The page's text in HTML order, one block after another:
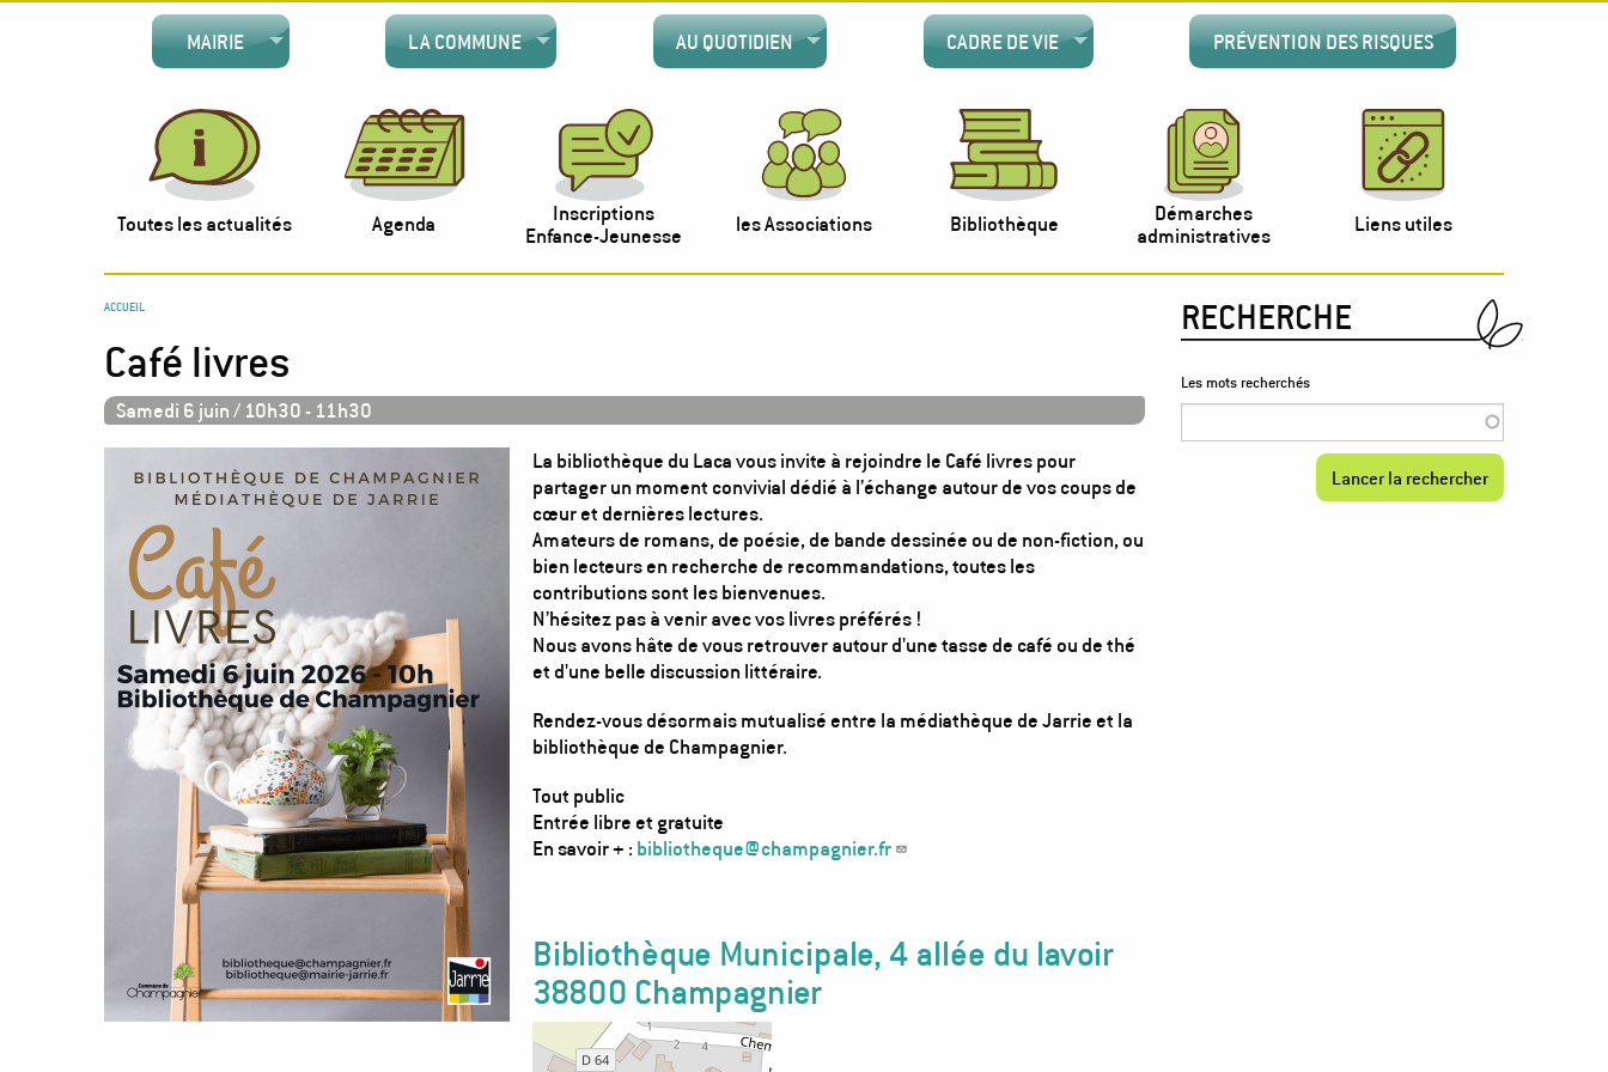
Main
navigation
MAIRIE LA COMMUNE AU QUOTIDIEN CADRE DE VIE PRÉVENTION DES RISQUES
rapide
Toutes les actualités Agenda
Inscriptions
Enfance-Jeunesse
les Associations Bibliothèque
Démarches
administratives
Liens utiles
You
are
here
ACCUEIL
Café livres
Samedi 6 juin / 10h30 - 11h30
La bibliothèque du Laca vous invite à rejoindre le Café livres pour
partager un moment convivial dédié à l’échange autour de vos coups de
cœur et dernières lectures.
Amateurs de romans, de poésie, de bande dessinée ou de non-fiction, ou
bien lecteurs en recherche de recommandations, toutes les
contributions sont les bienvenues.
N’hésitez pas à venir avec vos livres préférés !
Nous avons hâte de vous retrouver autour d'une tasse de café ou de thé
et d'une belle discussion littéraire.
Rendez-vous désormais mutualisé entre la médiathèque de Jarrie et la
bibliothèque de Champagnier.
Tout public
Entrée libre et gratuite
En savoir + : bibliotheque@champagnier.fr
Bibliothèque Municipale, 4 allée du lavoir
38800 Champagnier
RECHERCHE
Les mots recherchés